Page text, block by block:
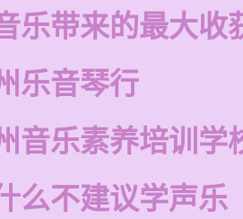
乐带来的最大收
乐音琴行
音乐素养培训学
么不建议学声乐